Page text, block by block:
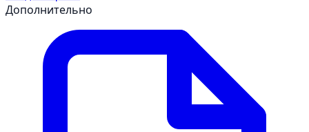
Дополнительно